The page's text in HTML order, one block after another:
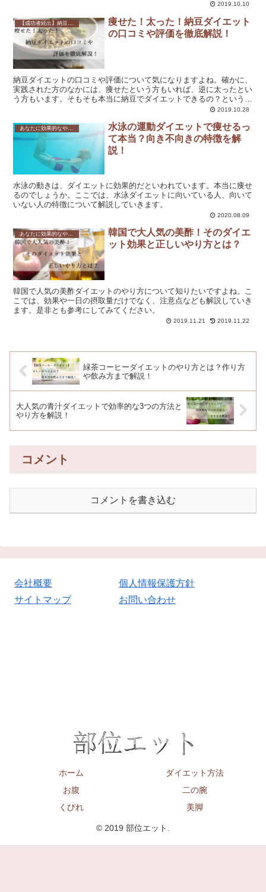
2019.10.10
痩せた！太った！納豆ダイエット
の口コミや評価を徹底解説！
納豆ダイエットの口コミや評価について気になりますよね。確かに、
実践された方のなかには、痩せたという方もいれば、逆に太ったとい
う方もいます。そもそも本当に納豆でダイエットできるの？という疑
問を感じる方もいますよね。ここでは、さまざまな口コミ、レビュー
2019.10.28
あなたに効果的なやり方を紹介！ダイエット方法を一覧で解説！
水泳の運動ダイエットで痩せるっ
て本当？向き不向きの特徴を解
説！
水泳の動きは、ダイエットに効果的だといわれています。本当に痩せ
るのでしょうか。ここでは、水泳ダイエットに向いている人、向いて
いない人の特徴について解説していきます。
2020.08.09
あなたに効果的なやり方を紹介！ダイエット方法を一覧で解説！
韓国で大人気の美酢！そのダイエ
ット効果と正しいやり方とは？
韓国で人気の美酢ダイエットのやり方について知りたいですよね。こ
こでは、効果や一日の摂取量だけでなく、注意点なども解説していき
ます。是非とも参考にしてみてください。
2019.11.21 2019.11.22
緑茶コーヒーダイエットのやり方とは？作り方
や飲み方まで解説！
大人気の青汁ダイエットで効率的な3つの方法と
やり方を解説！
コメント
コメントを書き込む
会社概要
個人情報保護方針
サイトマップ
お問い合わせ
ホーム
ダイエット方法
お腹
二の腕
くびれ
美脚
© 2019 部位エット.